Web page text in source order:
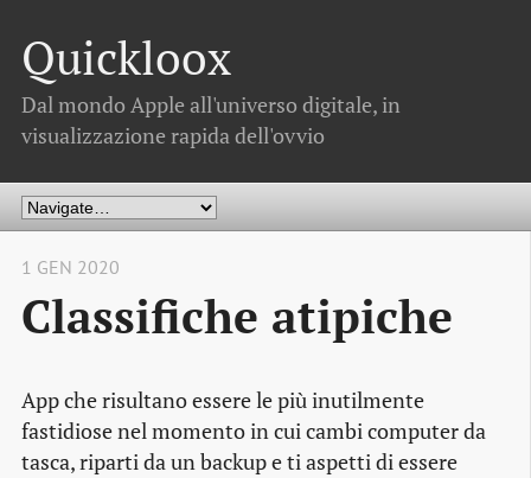
Quickloox
Dal mondo Apple all'universo digitale, in
visualizzazione rapida dell'ovvio
1 GEN 2020
Classifiche atipiche
App che risultano essere le più inutilmente
fastidiose nel momento in cui cambi computer da
tasca, riparti da un backup e ti aspetti di essere